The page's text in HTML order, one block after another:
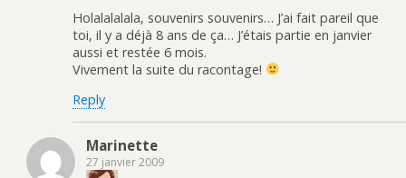
Holalalalala, souvenirs souvenirs… J’ai fait pareil que
toi, il y a déjà 8 ans de ça… J’étais partie en janvier
aussi et restée 6 mois.
Vivement la suite du racontage!
Reply
Marinette
27 janvier 2009